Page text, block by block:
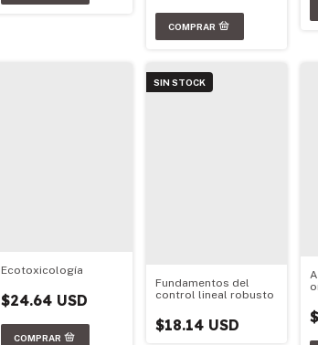
Ecotoxicología
$24.64 USD
SIN STOCK
Fundamentos del
control lineal robusto
$18.14 USD